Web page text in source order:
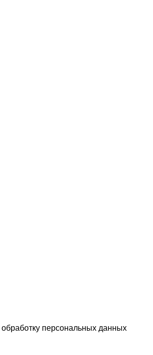
персональных данных